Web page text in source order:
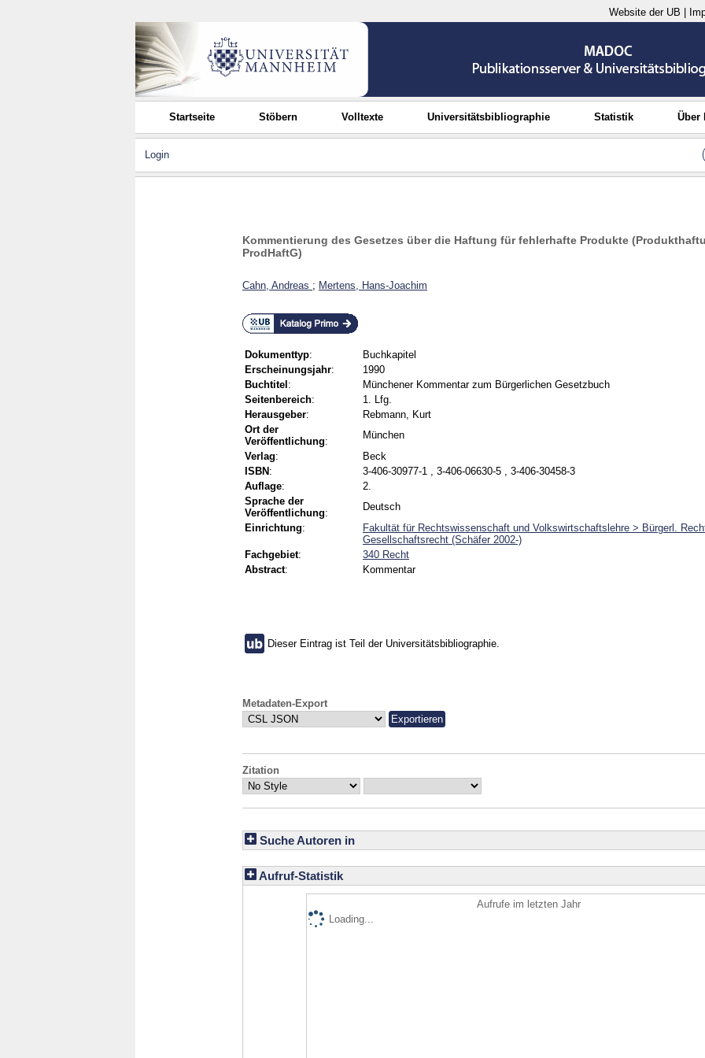
Website der UB
Startseite Stöbern Volltexte Universitätsbibliographie Statistik Über
Login
Kommentierung des Gesetzes über die Haftung für fehlerhafte Produkte
ProdHaftG)
Cahn, Andreas ; Mertens, Hans-Joachim
Dokumenttyp:
Buchkapitel
Erscheinungsjahr:
1990
Buchtitel :
Münchener Kommentar zum Bürgerlichen Gesetzbuch
Seitenbereich:
1. Lfg.
Herausgeber:
Rebmann, Kurt
Ort der
Veröffentlichung:
München
Verlag:
Beck
ISBN :
3-406-30977-1 , 3-406-06630-5 , 3-406-30458-3
Auflage:
2.
Sprache der
Veröffentlichung:
Deutsch
Einrichtung:
Fakultät für Rechtswissenschaft und Volkswirtschaftslehre > Bürgerl.
Gesellschaftsrecht (Schäfer 2002-)
Fachgebiet:
340 Recht
Abstract: Kommentar
Dieser Eintrag ist Teil der Universitätsbibliographie.
Metadaten-Export
Zitation
Suche Autoren in
Aufruf-Statistik
Aufrufe im letzten Jahr
Loading...